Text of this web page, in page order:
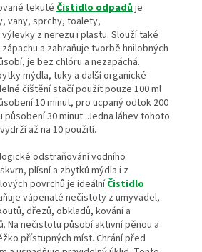
tekuté Čistidlo odpadůje
vany, sprchy, toalety,
z nerezu i plastu. Slouží také
a zabraňuje tvorbě hnilobných
je bez chlóru a nezapáchá.
mýdla, tuky a další organické
čištění stačí použít pouze 100 ml
10 minut, pro ucpaný odtok 200
30 minut. Jedna láhev tohoto
až na 10 použití.
odstraňování vodního
skvrn, plísní a zbytků mýdla i z
povrchů je ideálníČistidlo
vápenaté nečistotyz umyvadel,
dřezů, obkladů, kování a
. Na nečistotu působí aktivní pěnou a
přístupných míst. Chrání před